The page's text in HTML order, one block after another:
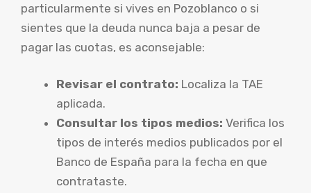
particularmente si vives en Pozoblanco o si
sientes que la deuda nunca baja a pesar de
pagar las cuotas, es aconsejable:
Revisar el contrato: Localiza la TAE
aplicada.
Consultar los tipos medios: Verifica los
tipos de interés medios publicados por el
Banco de España para la fecha en que
contrataste.